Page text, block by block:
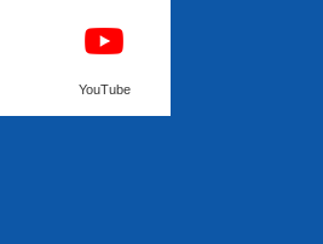
YouTube